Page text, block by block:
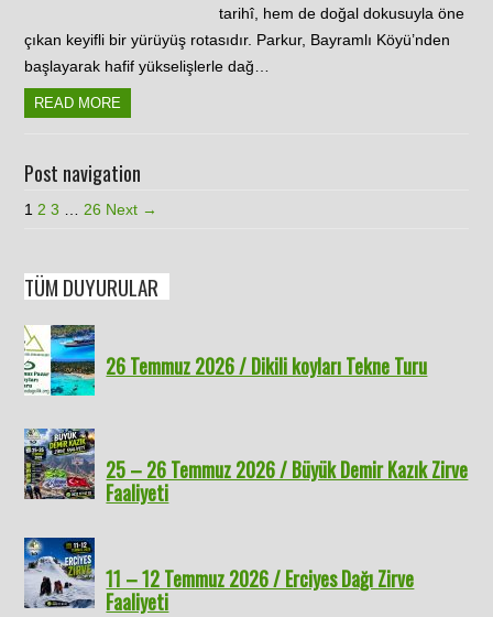
tarihî, hem de doğal dokusuyla öne
çıkan keyifli bir yürüyüş rotasıdır. Parkur, Bayramlı Köyü’nden
başlayarak hafif yükselişlerle dağ…
READ MORE
Post navigation
1 2 3 26 Next →
TÜM DUYURULAR
26 Temmuz 2026 / Dikili koyları Tekne Turu
25 – 26 Temmuz 2026 / Büyük Demir Kazık Zirve
Faaliyeti
11 – 12 Temmuz 2026 / Erciyes Dağı Zirve
Faaliyeti